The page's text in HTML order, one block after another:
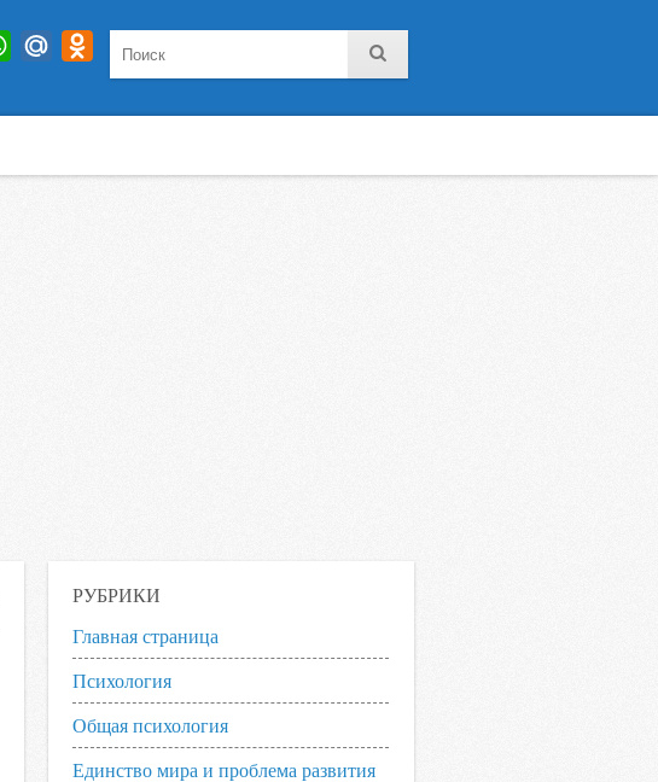
WhatsAppMail.RuOdnoklassniki
РУБРИКИ
Главная страница
Психология
Общая психология
Единство мира и проблема развития